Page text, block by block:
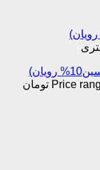
Price range: ۳۱۵,۰۰۰ تومان